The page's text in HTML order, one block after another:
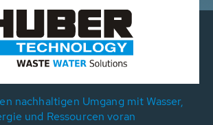
nachhaltigen Umgang mit Wasser,
und Ressourcen voran